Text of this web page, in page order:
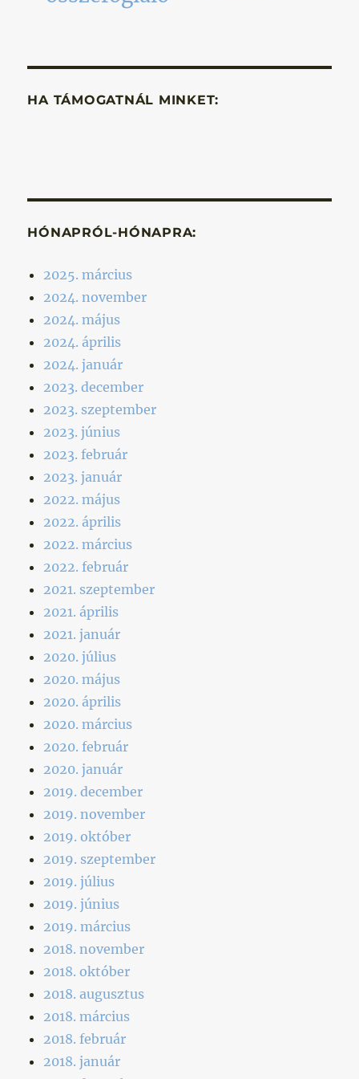
HA TÁMOGATNÁL MINKET:
HÓNAPRÓL-HÓNAPRA:
2025. március
2024. november
2024. május
2024. április
2024. január
2023. december
2023. szeptember
2023. június
2023. február
2023. január
2022. május
2022. április
2022. március
2022. február
2021. szeptember
2021. április
2021. január
2020. július
2020. május
2020. április
2020. március
2020. február
2020. január
2019. december
2019. november
2019. október
2019. szeptember
2019. július
2019. június
2019. március
2018. november
2018. október
2018. augusztus
2018. március
2018. február
2018. január